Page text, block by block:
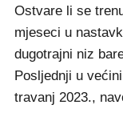
Ostvare li se
mjeseci u
dugotrajni niz
Posljednji u
travanj 2023.,